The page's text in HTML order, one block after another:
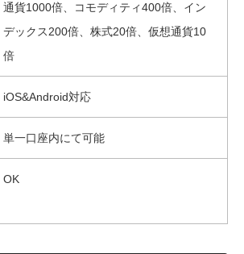
通貨1000倍、コモディティ400倍、イン
デックス200倍、株式20倍、仮想通貨10
倍
iOS&Android対応
単一口座内にて可能
OK